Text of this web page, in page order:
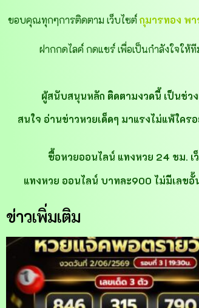
ขอบคุณทุกๆการติดตาม เว็บไซต์กุมารทอง พา
ฝากกดไลค์ กดแชร์ เพื่อเป็นกำลังใจให้
ผู้สนับสนุนหลัก ติดตามงวดนี้ เป็นช่ว
สนใจ อ่านข่าวหวยเด็ดๆ มาแรงไม่แพ้ใค
ซื้อหวยออนไลน์ แทงหวย 24 ชม.
แทงหวย ออนไลน์ บาทละ900 ไม่มีเลขอั้
ข่าวเพิ่มเติม